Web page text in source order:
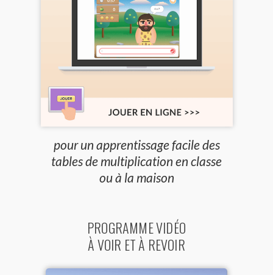
pour un apprentissage facile des
tables de multiplication en classe
ou à la maison
PROGRAMME VIDÉO
À VOIR ET À REVOIR